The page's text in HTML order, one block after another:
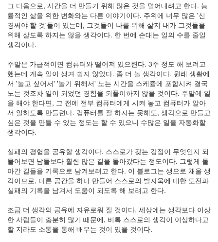
그 다음으로, 시간을 더 만들기 위해 많은 것을 덜어내려고 한다. 능
률적인 삶을 위한 변화와는 다른 이야기이다. 주위에 너무 많은 '신
경써야 할 것'들이 있는데, 그것들이 나를 위해 살지 내가 그것들을
위해 살도록 하지는 않을 생각이다. 한 번에 손대는 일의 수를 줄일
생각이다.
주말은 가급적이면 컴퓨터와 떨어져 있으련다. 3주 정도 해 보려고
했는데 계속 일이 생겨 쉽지 않았다. 좀 더 놀 생각이다. 원래 생활에
서 '놀고 싶어서' '놀기 위해서' 노는 시간을 스케쥴에 포함시켜 결국
노는 것조차 일이 되었던 경험을 되풀이하지 않을 것이다. 주말에 일
을 해야 한다면, 그 전에 전부 컴퓨터에게 시켜 놓고 컴퓨터가 알아
서 일하도록 만들련다. 컴퓨터를 잘 하지는 못해도, 생각으로 만들고
싶은 것을 만들 수 있는 정도는 할 수 있으니 수많은 일을 자동화할
생각이다.
실패의 경험을 공유할 생각이다. 스스로가 갖는 강점이 무엇인지 되
물어보면 남들보다 훨씬 많은 길을 돌아갔다는 정도이다. 그렇게 돌
아간 길들을 기록으로 남겨보려고 한다. 이 블로그는 생으로 채울 생
각이므로, 다른 공간을 하나 만들어 스스로의 발자욱에 대한 도전과
실패의 기록을 남겨서 도움이 되도록 해 보려고 한다.
조금 더 생각의 공유에 자유로워 질 것이다. 세상에는 생각보다 이상
한 사람들이 충분히 많기 때문에, 비록 스스로의 생각이 이상하다고
할 지라도 소통을 통해 배우는 것이 있을 것이다.
질
의
끝
[영
화]
사
이
드
아
웃
LG
전
자
바
일
부
불
효
가
지
계